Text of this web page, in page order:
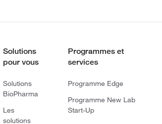
Solutions
pour vous
Solutions
BioPharma
Les
solutions
Programmes et
services
Programme Edge
Programme New Lab
Start-Up